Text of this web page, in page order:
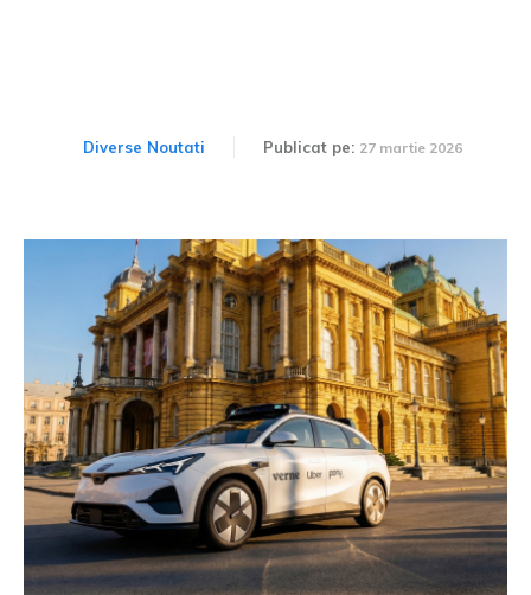
Diverse Noutati Publicat pe: 27 martie 2026